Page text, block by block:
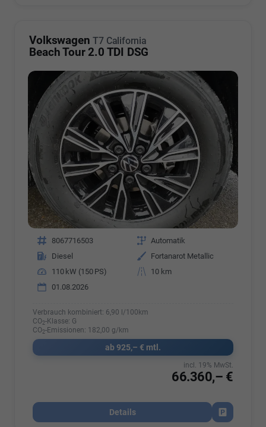
Volkswagen T7 California
Beach Tour 2.0 TDI DSG
Fahrzeugnr. 8067716503 Getriebe Automatik
Kraftstoff
Diesel Außenfarbe
Fortanarot Metallic
Leistung
110 kW (150 PS) Kilometerstand
10 km
01.08.2026
Verbrauch kombiniert: 6,90 l/100km
CO2-Klasse: G
CO2-Emissionen: 182,00 g/km
ab 925,– € mtl.
66.360,– €
incl. 19% MwSt.
Details
Fahrzeug